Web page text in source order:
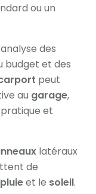
ou un
des
budget et des
peut
au garage,
et
latéraux
de
pluieet le soleil.